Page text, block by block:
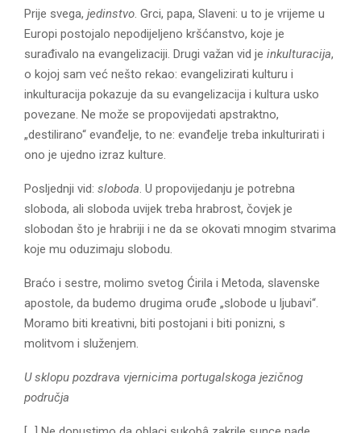
Prije svega, jedinstvo . Grci, papa, Slaveni: u to je vrijeme u
Europi postojalo nepodijeljeno kršćanstvo, koje je
surađivalo na evangelizaciji. Drugi važan vid je inkulturacija,
o kojoj sam već nešto rekao: evangelizirati kulturu i
inkulturacija pokazuje da su evangelizacija i kultura usko
povezane. Ne može se propovijedati apstraktno,
„destilirano“ evanđelje, to ne: evanđelje treba inkulturirati i
ono je ujedno izraz kulture.
Posljednji vid: sloboda . U propovijedanju je potrebna
sloboda, ali sloboda uvijek treba hrabrost, čovjek je
slobodan što je hrabriji i ne da se okovati mnogim stvarima
koje mu oduzimaju slobodu.
Braćo i sestre, molimo svetog Ćirila i Metoda, slavenske
apostole, da budemo drugima oruđe „slobode u ljubavi“.
Moramo biti kreativni, biti postojani i biti ponizni, s
molitvom i služenjem.
U sklopu pozdrava vjernicima portugalskoga jezičnog
područja